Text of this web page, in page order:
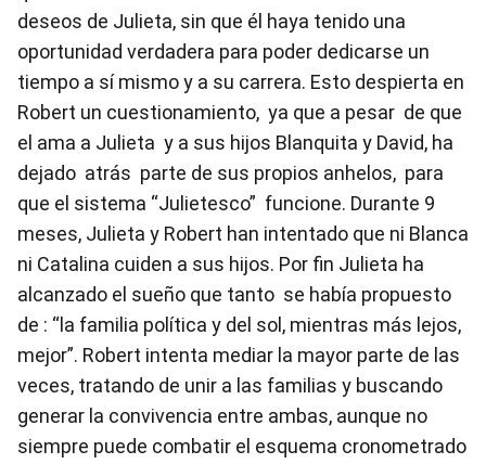
deseos de Julieta, sin que él haya tenido una
oportunidad verdadera para poder dedicarse un
tiempo a sí mismo y a su carrera. Esto despierta en
Robert un cuestionamiento, ya que a pesar de que
el ama a Julieta y a sus hijos Blanquita y David, ha
dejado atrás parte de sus propios anhelos, para
que el sistema “Julietesco” funcione. Durante 9
meses, Julieta y Robert han intentado que ni Blanca
ni Catalina cuiden a sus hijos. Por fin Julieta ha
alcanzado el sueño que tanto se había propuesto
de : “la familia política y del sol, mientras más lejos,
mejor”. Robert intenta mediar la mayor parte de las
veces, tratando de unir a las familias y buscando
generar la convivencia entre ambas, aunque no
siempre puede combatir el esquema cronometrado